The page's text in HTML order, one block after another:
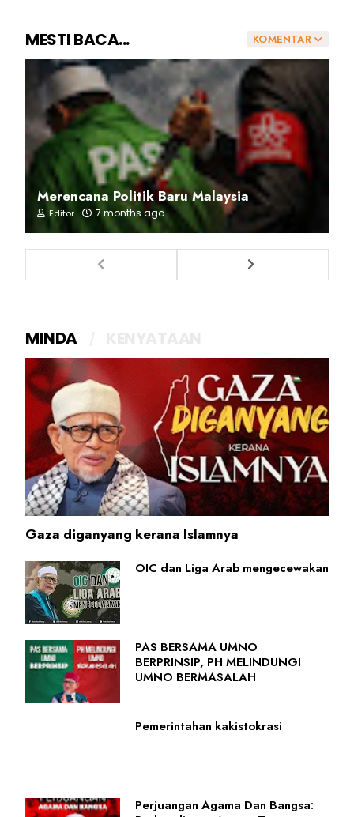
KOMENTAR
MESTI BACA...
Merencana Politik Baru Malaysia
Editor 7 months ago
MINDA
Gaza diganyang kerana Islamnya
OIC dan Liga Arab mengecewakan
PAS BERSAMA UMNO
BERPRINSIP, PH MELINDUNGI
UMNO BERMASALAH
Pemerintahan kakistokrasi
Perjuangan Agama Dan Bangsa: